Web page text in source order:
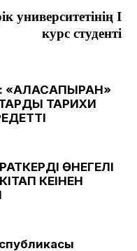
университетінің І
курс студенті
«АЛАСАПЫРАН»
ТАРИХИ
ӨНЕГЕЛІ
КЕҢІНЕН